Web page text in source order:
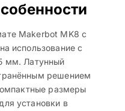
Makerbot MK8 с
использование с
мм. Латунный
решением
размеры
установки в